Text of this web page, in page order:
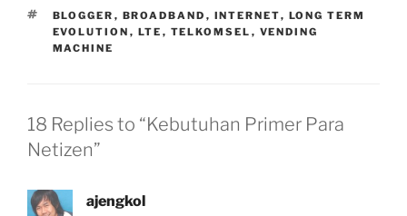
TAGS
BLOGGER , BROADBAND , INTERNET, LONG TERM
EVOLUTION , LTE , TELKOMSEL , VENDING
MACHINE
18 Replies to “Kebutuhan Primer Para
Netizen”
ajengkol